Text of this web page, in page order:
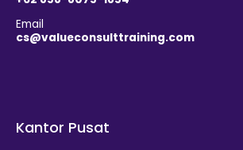
Email
cs@valueconsulttraining.com
Kantor Pusat